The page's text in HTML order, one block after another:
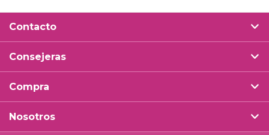
Contacto
Consejeras
Compra
Nosotros